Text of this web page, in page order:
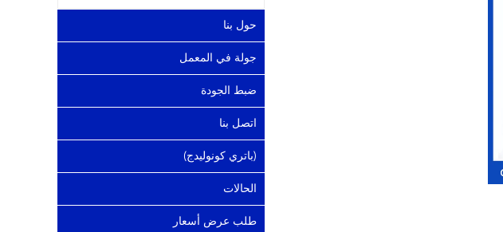
حول بنا
جولة في المعمل
ضبط الجودة
اتصل بنا
(باتري كونوليدج)
الحالات
طلب عرض أسعار